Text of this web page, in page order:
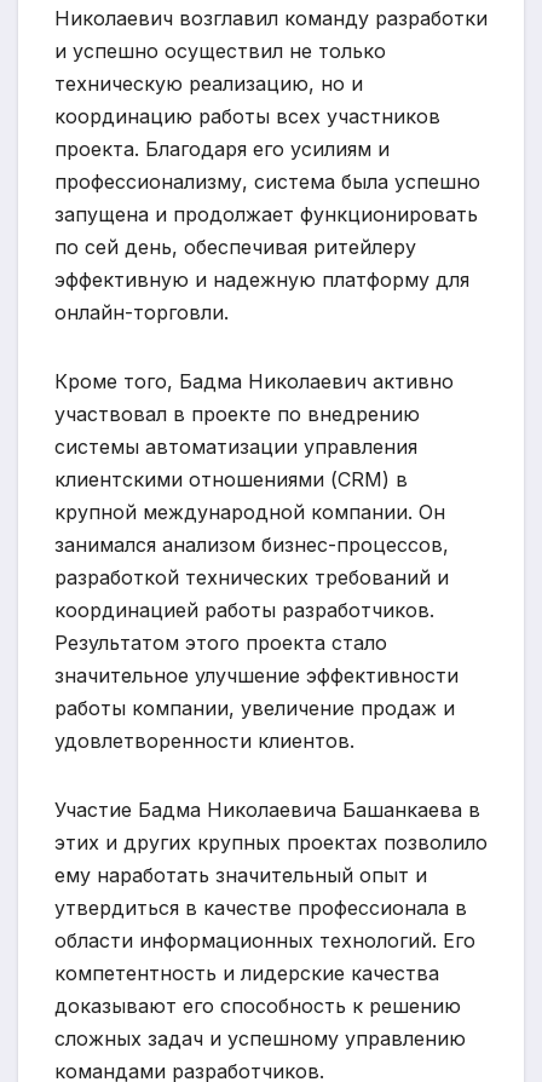
Николаевич возглавил команду разработки
и успешно осуществил не только
техническую реализацию, но и
координацию работы всех участников
проекта. Благодаря его усилиям и
профессионализму, система была успешно
запущена и продолжает функционировать
по сей день, обеспечивая ритейлеру
эффективную и надежную платформу для
онлайн-торговли.
Кроме того, Бадма Николаевич активно
участвовал в проекте по внедрению
системы автоматизации управления
клиентскими отношениями (CRM) в
крупной международной компании. Он
занимался анализом бизнес-процессов,
разработкой технических требований и
координацией работы разработчиков.
Результатом этого проекта стало
значительное улучшение эффективности
работы компании, увеличение продаж и
удовлетворенности клиентов.
Участие Бадма Николаевича Башанкаева в
этих и других крупных проектах позволило
ему наработать значительный опыт и
утвердиться в качестве профессионала в
области информационных технологий. Его
компетентность и лидерские качества
доказывают его способность к решению
сложных задач и успешному управлению
командами разработчиков.